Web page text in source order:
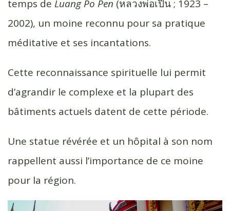
temps de Luang Po Pen (หลวงพ่อ​เปิ่น​ ; 1923 –
2002), un moine reconnu pour sa pratique
méditative et ses incantations.
Cette reconnaissance spirituelle lui permit
d’agrandir le complexe et la plupart des
bâtiments actuels datent de cette période.
Une statue révérée et un hôpital à son nom
rappellent aussi l’importance de ce moine
pour la région.